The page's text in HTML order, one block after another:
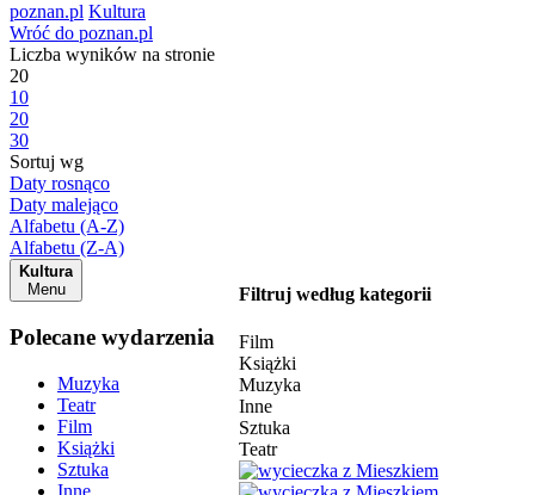
poznan.pl Kultura
Wróć do poznan.pl
Liczba wyników na stronie
20
10
20
30
Sortuj wg
Daty rosnąco
Daty malejąco
Alfabetu (A-Z)
Alfabetu (Z-A)
Kultura
Menu
Polecane wydarzenia
Muzyka
Teatr
Film
Książki
Sztuka
Inne
Filtruj według kategorii
Film
Książki
Muzyka
Inne
Sztuka
Teatr